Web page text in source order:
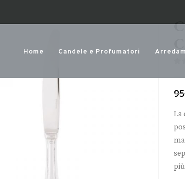
Home Candele e Profumatori
La